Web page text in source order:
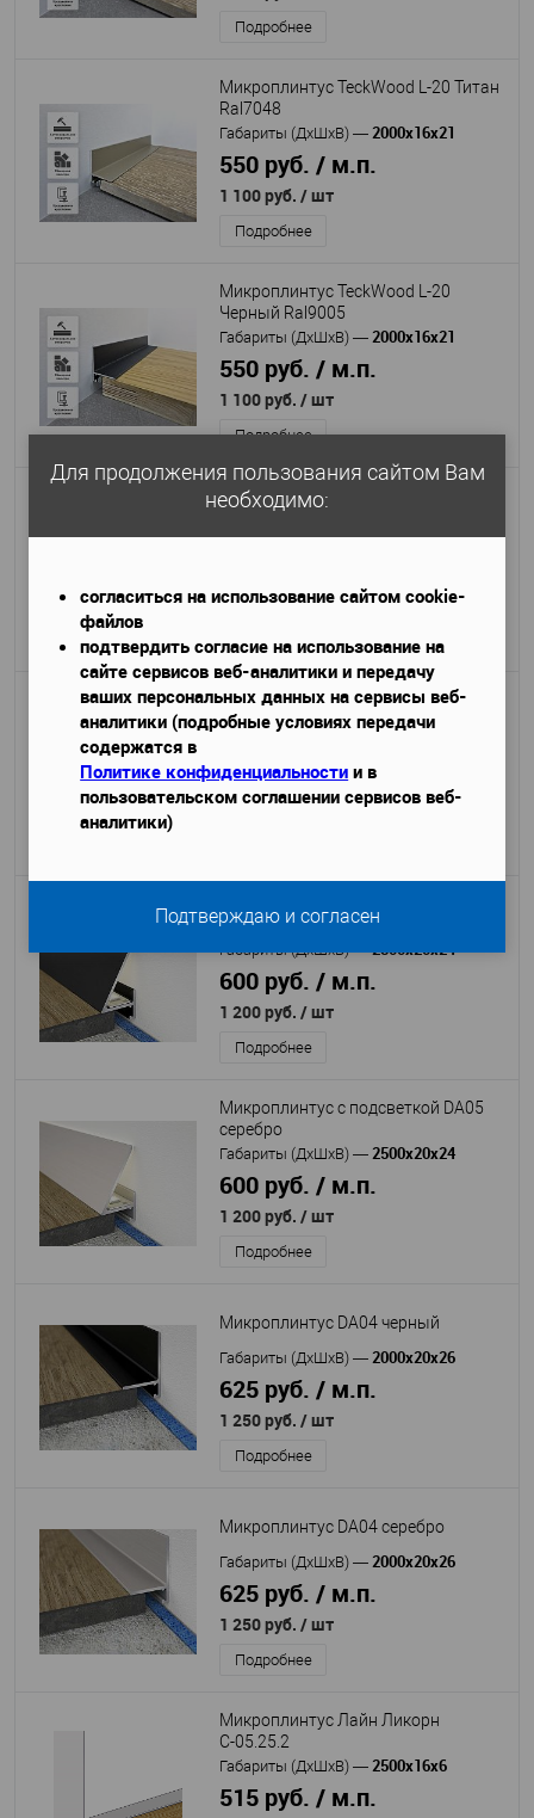
Подробнее
Микроплинтус TeckWood L-20 Титан
Ral7048
Габариты (ДхШхВ) — 2000х16х21
550 руб. / м.п.
1 100 руб. / шт
Подробнее
Микроплинтус TeckWood L-20
Черный Ral9005
Габариты (ДхШхВ) — 2000х16х21
550 руб. / м.п.
1 100 руб. / шт
Подробнее
Микроплинтус TeckWood L-20
Шампань Ral1035
Габариты (ДхШхВ)—2000х16х21
1 100 руб./ шт
Подробнее
Микроплинтус TeckWood L-20
Бежевый Ral1001
550 руб. / м.п.
1 100 руб./ шт
черный
Габариты (ДхШхВ)—2500х20х24
600 руб. / м.п.
1 200 руб. / шт
Подробнее
Микроплинтус с подсветкой DA05
серебро
Габариты (ДхШхВ) — 2500х20х24
600 руб. / м.п.
1 200 руб. / шт
Подробнее
Микроплинтус DA04 черный
Габариты (ДхШхВ) — 2000х20х26
625 руб. / м.п.
1 250 руб. / шт
Подробнее
Микроплинтус DA04 серебро
Габариты (ДхШхВ) — 2000х20х26
625 руб. / м.п.
1 250 руб. / шт
Подробнее
Микроплинтус Лайн Ликорн
С-05.25.2
Габариты (ДхШхВ) — 2500х16х6
515 руб. / м.п.
Для продолжения пользования сайтом Вам
необходимо:
согласиться на использование сайтом cookie-
файлов
подтвердить согласие на использование на
сайте сервисов веб-аналитики и передачу
ваших персональных данных на сервисы веб-
аналитики (подробные условиях передачи
содержатся в
Политике конфиденциальности и в
пользовательском соглашении сервисов веб-
аналитики)
Подтверждаю и согласен